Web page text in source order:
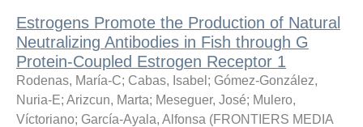
Estrogens Promote the Production of Natural
Neutralizing Antibodies in Fish through G
Protein-Coupled Estrogen Receptor 1
Rodenas, María-C; Cabas, Isabel ; Gómez-González,
Nuria-E; Arizcun, Marta; Meseguer, José; Mulero,
Víctoriano; García-Ayala, Alfonsa (FRONTIERS MEDIA